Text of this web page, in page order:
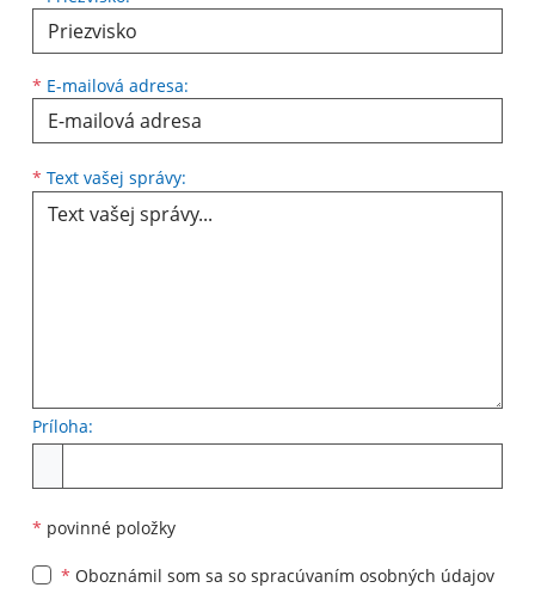
* E-mailová adresa:
* Text vašej správy:
Príloha:
* povinné položky
* Oboznámil som sa so spracúvaním osobných údajov